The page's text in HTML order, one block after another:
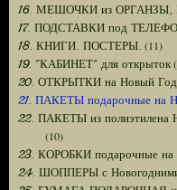
16. МЕШОЧКИ из
17. ПОДСТАВКИ под
18. КНИГИ. ПОСТЕРЫ. (11)
19. "КАБИНЕТ" для открыток
20. ОТКРЫТКИ на Новый Год
21. ПАКЕТЫ подарочные
22. ПАКЕТЫ из
(10)
23. КОРОБКИ подарочные
24. ШОППЕРЫ с